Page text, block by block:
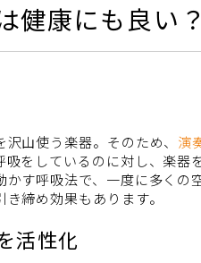
健康にも良い？
山使う楽器。そのため、 演
をしているのに対し、楽器
す呼吸法で、一度に多くの
締め効果もあります。
活性化